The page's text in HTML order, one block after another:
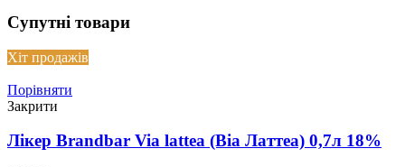
Супутні товари
Хіт продажів
Порівняти
Закрити
Лікер Brandbar Via lattea (Віа Латтеа) 0,7л 18%